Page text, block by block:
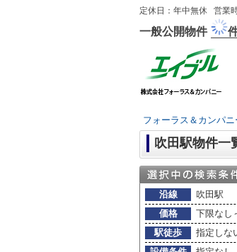
定休日：年中無休 営業
一般公開物件
フォーラス＆カンパニ
吹田駅物件一
沿線
吹田駅
価格
下限なし
駅徒歩
指定しな